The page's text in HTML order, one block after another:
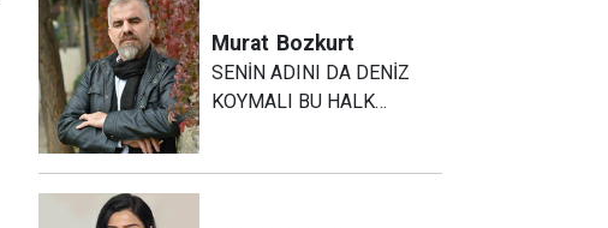
Murat Bozkurt
SENİN ADINI DA DENİZ
KOYMALI BU HALK…